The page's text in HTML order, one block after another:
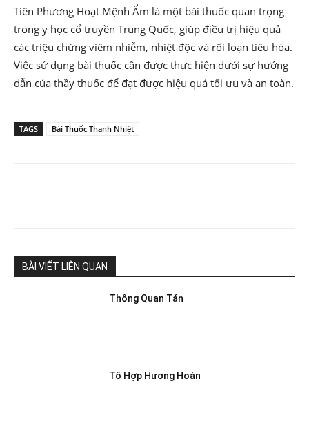
Tiên Phương Hoạt Mệnh Ẩm là một bài thuốc quan trọng
trong y học cổ truyền Trung Quốc, giúp điều trị hiệu quả
các triệu chứng viêm nhiễm, nhiệt độc và rối loạn tiêu hóa.
Việc sử dụng bài thuốc cần được thực hiện dưới sự hướng
dẫn của thầy thuốc để đạt được hiệu quả tối ưu và an toàn.
TAGS Bài Thuốc Thanh Nhiệt
BÀI VIẾT LIÊN QUAN
Thông Quan Tán
Tô Hợp Hương Hoàn